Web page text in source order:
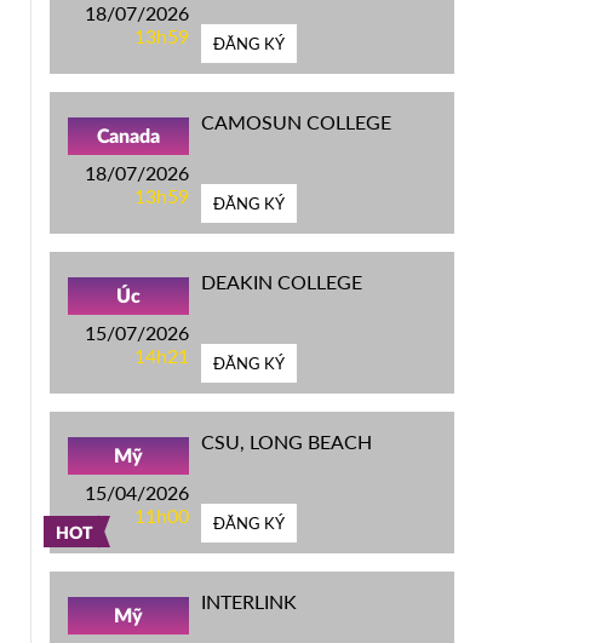
18/07/2026
13h59
ĐĂNG KÝ
Canada
18/07/2026
13h59
CAMOSUN COLLEGE
ĐĂNG KÝ
Úc
15/07/2026
14h21
DEAKIN COLLEGE
ĐĂNG KÝ
HOT
Mỹ
15/04/2026
11h00
CSU, LONG BEACH
ĐĂNG KÝ
Mỹ
INTERLINK